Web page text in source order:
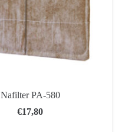
Nafilter PA-580
€17,80